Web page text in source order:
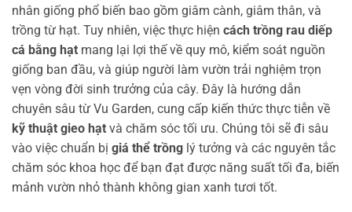
nhân giống phổ biến bao gồm giâm cành, giâm thân, và
trồng từ hạt. Tuy nhiên, việc thực hiện cách trồng rau diếp
cá bằng hạt mang lại lợi thế về quy mô, kiểm soát nguồn
giống ban đầu, và giúp người làm vườn trải nghiệm trọn
vẹn vòng đời sinh trưởng của cây. Đây là hướng dẫn
chuyên sâu từ Vu Garden, cung cấp kiến thức thực tiễn về
kỹ thuật gieo hạt và chăm sóc tối ưu. Chúng tôi sẽ đi sâu
vào việc chuẩn bị giá thể trồng lý tưởng và các nguyên tắc
chăm sóc khoa học để bạn đạt được năng suất tối đa, biến
mảnh vườn nhỏ thành không gian xanh tươi tốt.